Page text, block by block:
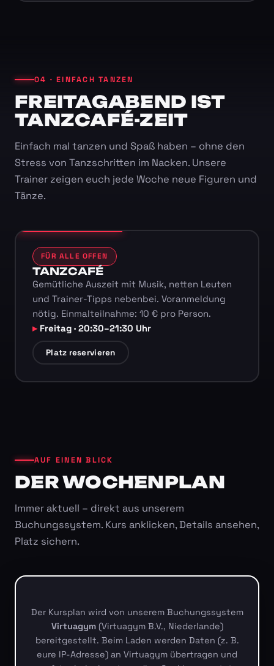
04 · EINFACH TANZEN
FREITAGABEND IST
TANZCAFÉ-ZEIT
Einfach mal tanzen und Spaß haben – ohne den
Stress von Tanzschritten im Nacken. Unsere
Trainer zeigen euch jede Woche neue Figuren und
Tänze.
FÜR ALLE OFFEN
TANZCAFÉ
Gemütliche Auszeit mit Musik, netten Leuten
und Trainer-Tipps nebenbei. Voranmeldung
nötig. Einmalteilnahme: 10 € pro Person.
Freitag · 20:30–21:30 Uhr
Platz reservieren
AUF EINEN BLICK
DER WOCHENPLAN
Immer aktuell – direkt aus unserem
Buchungssystem. Kurs anklicken, Details ansehen,
Platz sichern.
Der Kursplan wird von unserem Buchungssystem
Virtuagym(Virtuagym B.V., Niederlande)
bereitgestellt. Beim Laden werden Daten (z. B.
eure IP-Adresse) an Virtuagym übertragen und